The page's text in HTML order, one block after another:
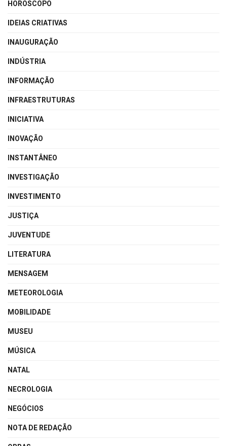
HORÓSCOPO
IDEIAS CRIATIVAS
INAUGURAÇÃO
INDÚSTRIA
INFORMAÇÃO
INFRAESTRUTURAS
INICIATIVA
INOVAÇÃO
INSTANTÂNEO
INVESTIGAÇÃO
INVESTIMENTO
JUSTIÇA
JUVENTUDE
LITERATURA
MENSAGEM
METEOROLOGIA
MOBILIDADE
MUSEU
MÚSICA
NATAL
NECROLOGIA
NEGÓCIOS
NOTA DE REDAÇÃO